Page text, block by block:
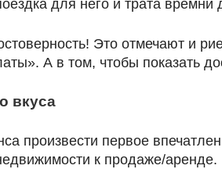
для него и трата времни
Это отмечают и
А в том, чтобы показать
вкуса
произвести первое
к продаже/аренде.